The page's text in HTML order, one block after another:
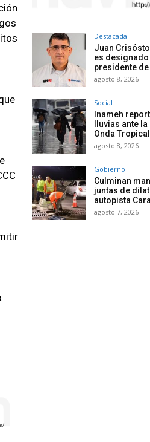
Destacada
Juan
es designado
presidente
agosto 8, 2026
Social
Inameh
lluvias ante
Onda
agosto 8, 2026
Gobierno
Culminan
juntas de
autopista
agosto 7, 2026